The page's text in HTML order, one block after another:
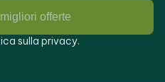
offerte
sulla privacy.